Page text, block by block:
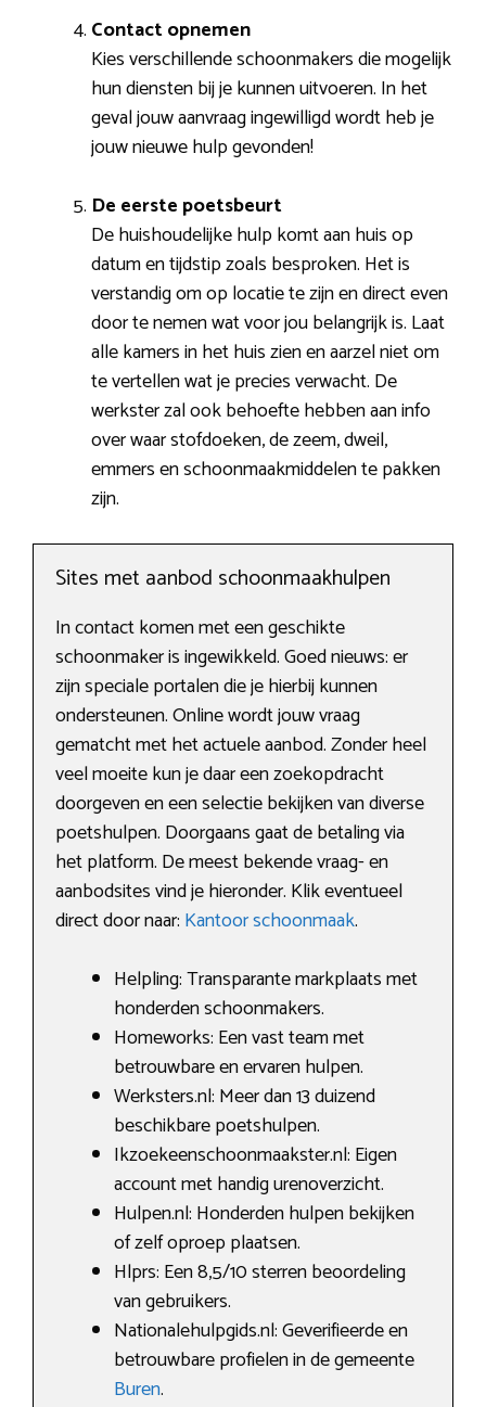
Contact opnemen
Kies verschillende schoonmakers die mogelijk
hun diensten bij je kunnen uitvoeren. In het
geval jouw aanvraag ingewilligd wordt heb je
jouw nieuwe hulp gevonden!
De eerste poetsbeurt
De huishoudelijke hulp komt aan huis op
datum en tijdstip zoals besproken. Het is
verstandig om op locatie te zijn en direct even
door te nemen wat voor jou belangrijk is. Laat
alle kamers in het huis zien en aarzel niet om
te vertellen wat je precies verwacht. De
werkster zal ook behoefte hebben aan info
over waar stofdoeken, de zeem, dweil,
emmers en schoonmaakmiddelen te pakken
zijn.
Sites met aanbod schoonmaakhulpen
In contact komen met een geschikte
schoonmaker is ingewikkeld. Goed nieuws: er
zijn speciale portalen die je hierbij kunnen
ondersteunen. Online wordt jouw vraag
gematcht met het actuele aanbod. Zonder heel
veel moeite kun je daar een zoekopdracht
doorgeven en een selectie bekijken van diverse
poetshulpen. Doorgaans gaat de betaling via
het platform. De meest bekende vraag- en
aanbodsites vind je hieronder. Klik eventueel
direct door naar: Kantoor schoonmaak.
Helpling: Transparante markplaats met
honderden schoonmakers.
Homeworks: Een vast team met
betrouwbare en ervaren hulpen.
Werksters.nl: Meer dan 13 duizend
beschikbare poetshulpen.
Ikzoekeenschoonmaakster.nl: Eigen
account met handig urenoverzicht.
Hulpen.nl: Honderden hulpen bekijken
of zelf oproep plaatsen.
Hlprs: Een 8,5/10 sterren beoordeling
van gebruikers.
Nationalehulpgids.nl: Geverifieerde en
betrouwbare profielen in de gemeente
Buren.